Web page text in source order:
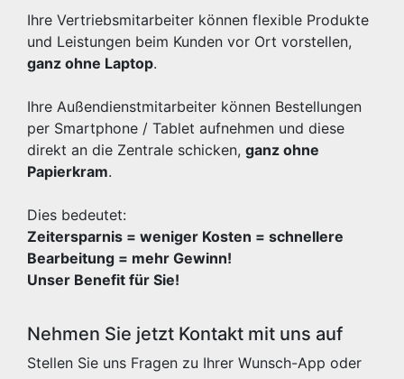
Ihre Vertriebsmitarbeiter können flexible Produkte
und Leistungen beim Kunden vor Ort vorstellen,
ganz ohne Laptop.
Ihre Außendienstmitarbeiter können Bestellungen
per Smartphone / Tablet aufnehmen und diese
direkt an die Zentrale schicken, ganz ohne
Papierkram.
Dies bedeutet:
Zeitersparnis = weniger Kosten = schnellere
Bearbeitung = mehr Gewinn!
Unser Benefit für Sie!
Nehmen Sie jetzt Kontakt mit uns auf
Stellen Sie uns Fragen zu Ihrer Wunsch-App oder